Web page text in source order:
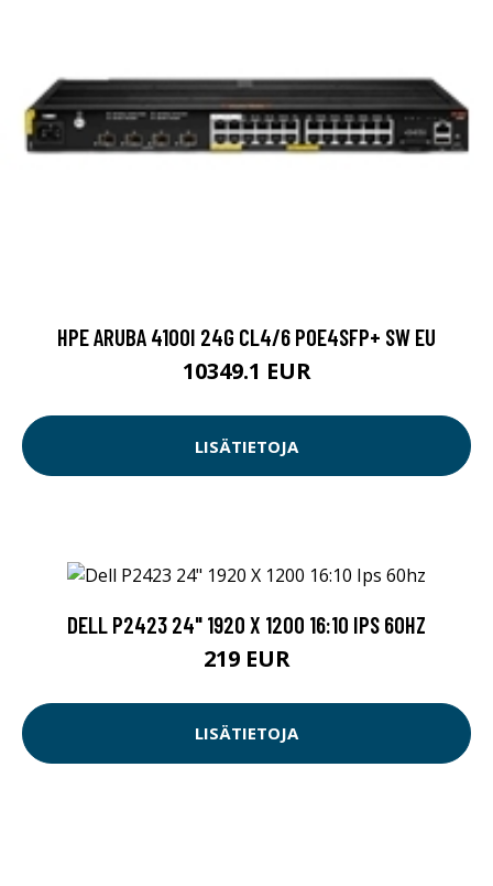
HPE ARUBA 4100I 24G CL4/6 POE4SFP+ SW EU
10349.1 EUR
LISÄTIETOJA
DELL P2423 24" 1920 X 1200 16:10 IPS 60HZ
219 EUR
LISÄTIETOJA